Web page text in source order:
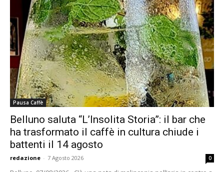
Pausa Caffè
Belluno saluta “L’Insolita Storia”: il bar che
ha trasformato il caffè in cultura chiude i
battenti il 14 agosto
redazione - 7 Agosto 2026 0